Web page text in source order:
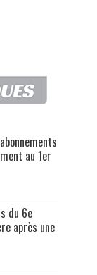
au 1er
du 6e
après une